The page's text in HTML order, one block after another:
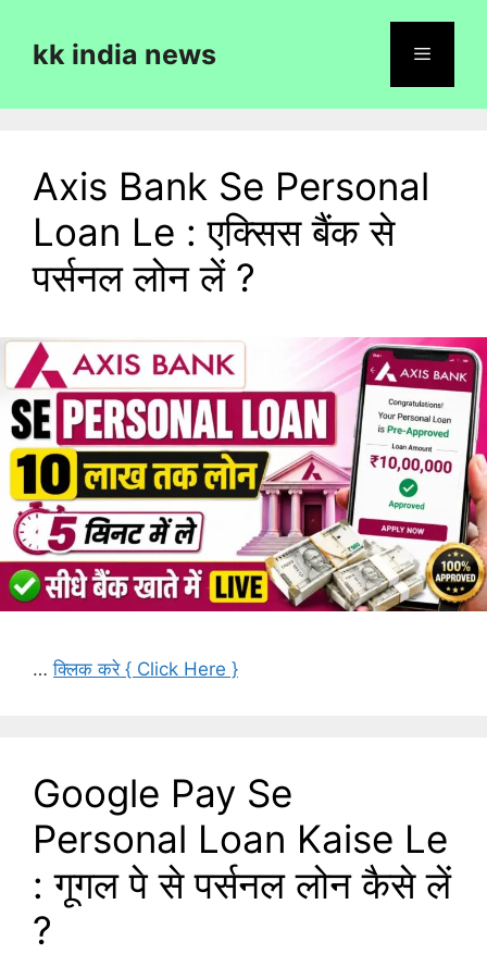
contentkk india news
Axis Bank Se Personal
Loan Le : एक्सिस बैंक से
पर्सनल लोन लें ?
…क्लिक करे { Click Here }
Google Pay Se
Personal Loan Kaise Le
: गूगल पे से पर्सनल लोन कैसे लें
?